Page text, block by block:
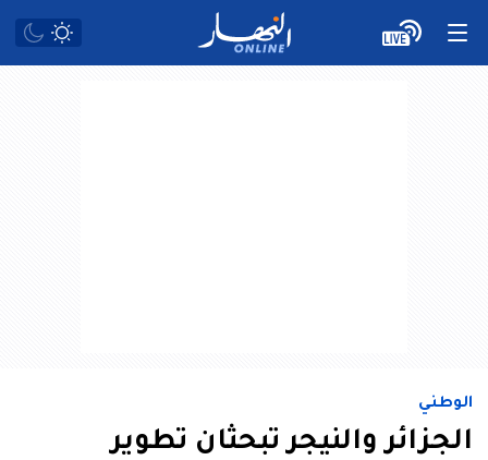
الوطني
الجزائر والنيجر تبحثان تطوير